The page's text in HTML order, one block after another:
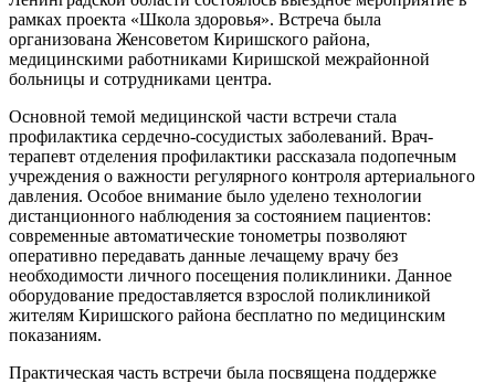
рамках проекта «Школа здоровья». Встреча была
организована Женсоветом Киришского района,
медицинскими работниками Киришской межрайонной
больницы и сотрудниками центра.
Основной темой медицинской части встречи стала
профилактика сердечно-сосудистых заболеваний. Врач-
терапевт отделения профилактики рассказала подопечным
учреждения о важности регулярного контроля артериального
давления. Особое внимание было уделено технологии
дистанционного наблюдения за состоянием пациентов:
современные автоматические тонометры позволяют
оперативно передавать данные лечащему врачу без
необходимости личного посещения поликлиники. Данное
оборудование предоставляется взрослой поликлиникой
жителям Киришского района бесплатно по медицинским
показаниям.
Практическая часть встречи была посвящена поддержке